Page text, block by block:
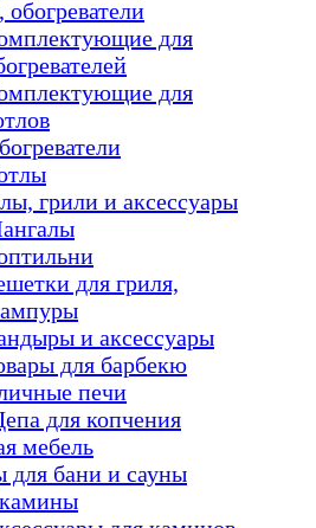
для
для
грили и аксессуары
для гриля,
и аксессуары
для барбекю
печи
для копчения
мебель
для бани и сауны